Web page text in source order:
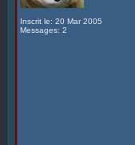
Inscrit le: 20 Mar 2005
Messages: 2